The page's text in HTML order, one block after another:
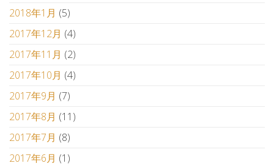
2018年1月 (5)
2017年12月 (4)
2017年11月 (2)
2017年10月 (4)
2017年9月 (7)
2017年8月 (11)
2017年7月 (8)
2017年6月 (1)